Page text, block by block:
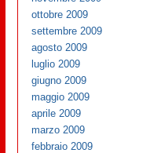
ottobre 2009
settembre 2009
agosto 2009
luglio 2009
giugno 2009
maggio 2009
aprile 2009
marzo 2009
febbraio 2009